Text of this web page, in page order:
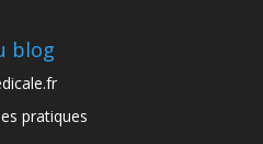
blog
pratiques